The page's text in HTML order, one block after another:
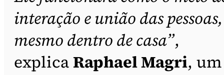
interação e união das pessoas,
mesmo dentro de casa”,
explica Raphael Magri, um